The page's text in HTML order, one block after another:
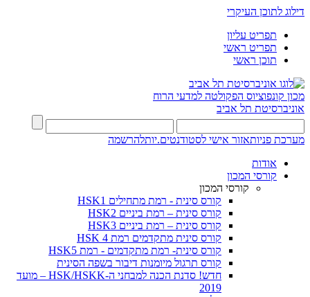
דילוג לתוכן העיקרי
תפריט עליון
תפריט ראשי
תוכן ראשי
מכון קונפוציוס הפקולטה למדעי הרוח
אוניברסיטת תל אביב
מערכת פניותאזור אישי לסטודנטים.יותלהרשמה
אודות
קורסי המכון
קורסי המכון
קורס סינית - רמת מתחילים HSK1
קורס סינית – רמת ביניים HSK2
קורס סינית – רמת ביניים HSK3
קורס סינית מתקדמים רמת HSK 4
קורס סינית- רמת מתקדמים - רמת HSK5
קורס תרגול מיומנות דיבור בשפה הסינית
חדש! סדנת הכנה למבחני ה-HSK/HSKK – מועד
2019